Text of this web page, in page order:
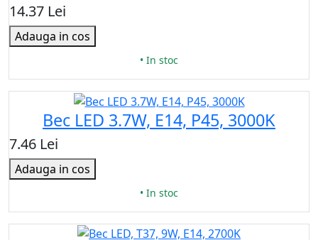
14.37 Lei
Adauga in cos
• In stoc
Bec LED 3.7W, E14, P45, 3000K
7.46 Lei
Adauga in cos
• In stoc